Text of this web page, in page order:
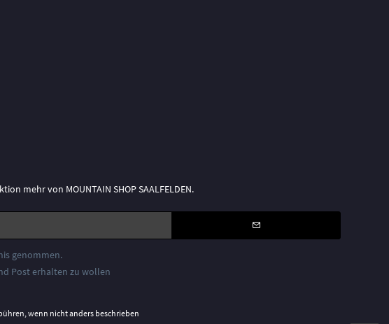
mehr von MOUNTAIN SHOP SAALFELDEN.
genommen.
Post erhalten zu wollen
wenn nicht anders beschrieben